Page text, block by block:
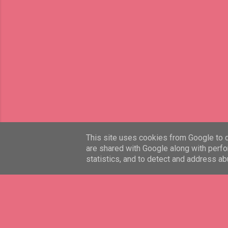
This site uses cookies from Google to
are shared with Google along with
statistics, and to detect and address